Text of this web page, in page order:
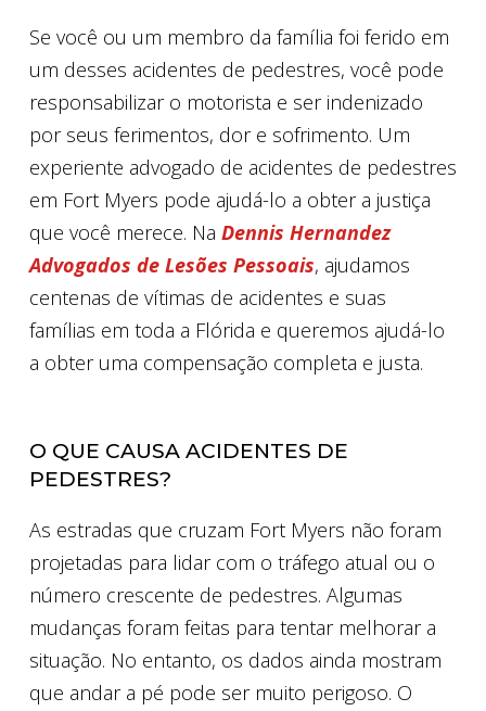
Se você ou um membro da família foi ferido em
um desses acidentes de pedestres, você pode
responsabilizar o motorista e ser indenizado
por seus ferimentos, dor e sofrimento. Um
experiente advogado de acidentes de pedestres
em Fort Myers pode ajudá-lo a obter a justiça
que você merece. Na Dennis Hernandez
Advogados de Lesões Pessoais, ajudamos
centenas de vítimas de acidentes e suas
famílias em toda a Flórida e queremos ajudá-lo
a obter uma compensação completa e justa.
O QUE CAUSA ACIDENTES DE
PEDESTRES?
As estradas que cruzam Fort Myers não foram
projetadas para lidar com o tráfego atual ou o
número crescente de pedestres. Algumas
mudanças foram feitas para tentar melhorar a
situação. No entanto, os dados ainda mostram
que andar a pé pode ser muito perigoso. O